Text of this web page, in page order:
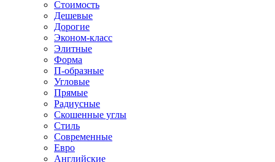
Стоимость
Дешевые
Дорогие
Эконом-класс
Элитные
Форма
П-образные
Угловые
Прямые
Радиусные
Скошенные углы
Стиль
Современные
Евро
Английские